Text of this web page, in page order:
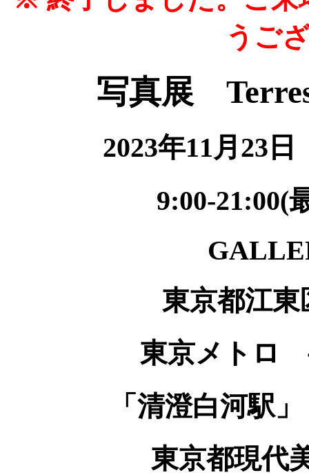
うご
写真展
2023年11月23
9:00-21:00(
東京都江
東京メトロ
「清澄白河駅
東京都現代